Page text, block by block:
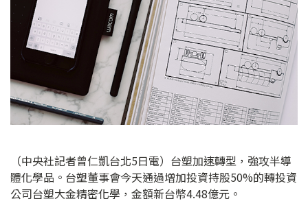
（中央社記者曾仁凱台北5日電）台塑加速轉型，強攻半導
體化學品。台塑董事會今天通過增加投資持股50%的轉投資
公司台塑大金精密化學，金額新台幣4.48億元。